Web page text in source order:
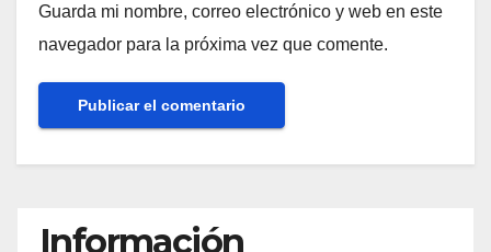
Guarda mi nombre, correo electrónico y web en este
navegador para la próxima vez que comente.
Información